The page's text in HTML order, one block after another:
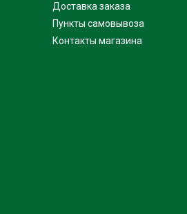
Доставка заказа
Пункты самовывоза
Контакты магазина